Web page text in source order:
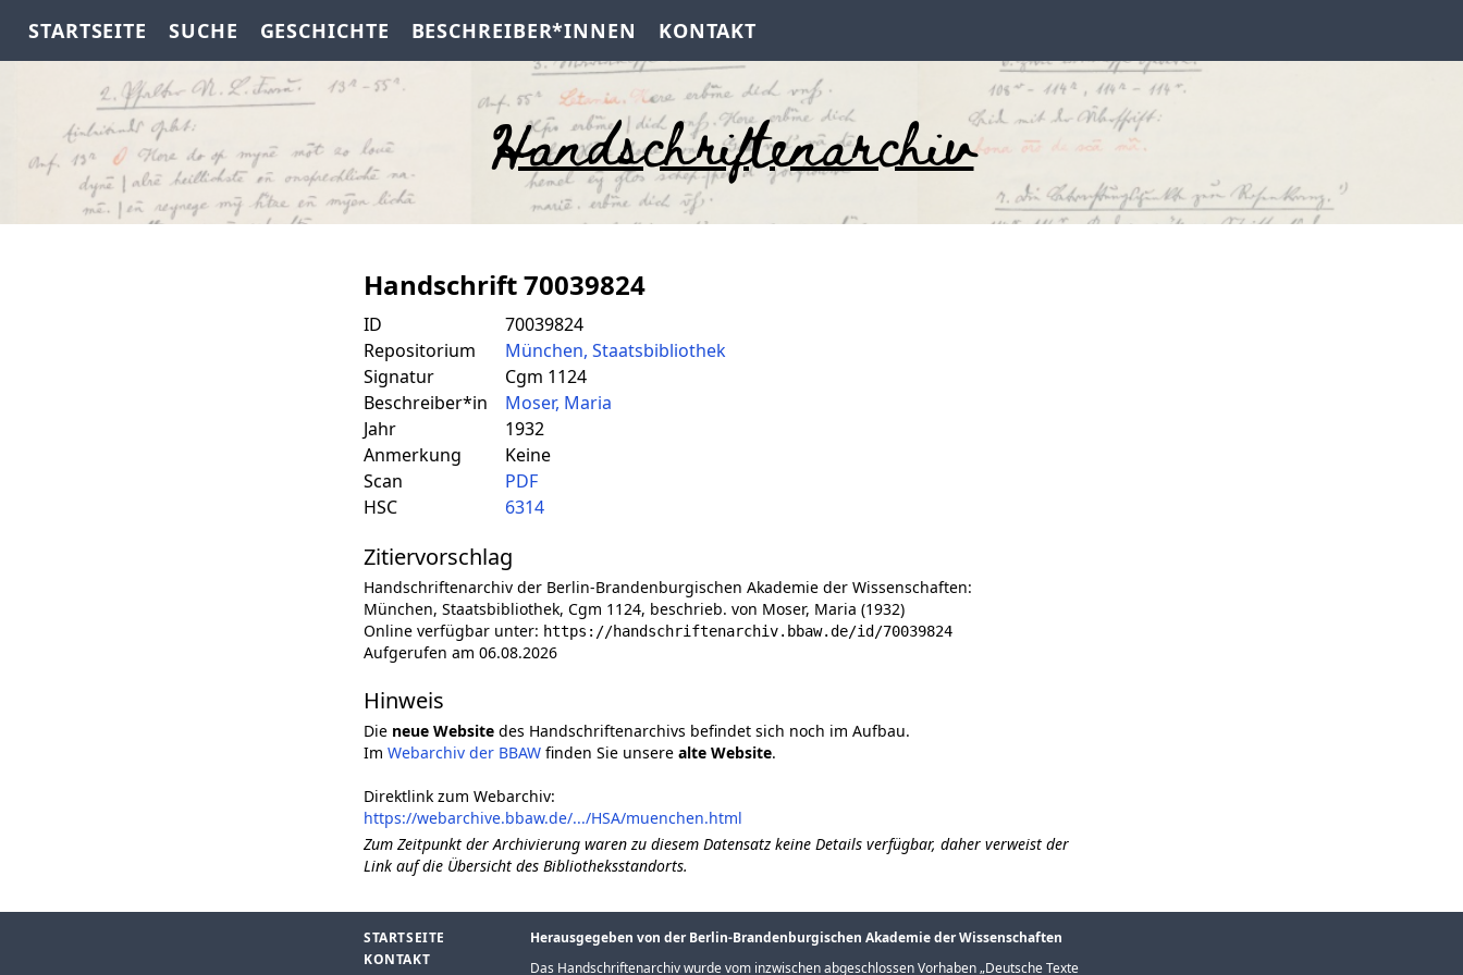
STARTSEITE SUCHE GESCHICHTE BESCHREIBER*INNEN KONTAKT
Handschriftenarchiv
Handschrift 70039824
ID
70039824
Repositorium
München, Staatsbibliothek
Signatur
Cgm 1124
Beschreiber*in
Moser, Maria
Jahr
1932
Anmerkung
Keine
Scan
PDF
HSC
6314
Zitiervorschlag
Handschriftenarchiv der Berlin-Brandenburgischen Akademie der Wissenschaften:
München, Staatsbibliothek, Cgm 1124, beschrieb. von Moser, Maria (1932)
Online verfügbar unter: https://handschriftenarchiv.bbaw.de/id/70039824
Aufgerufen am 06.08.2026
Hinweis
Die neue Website des Handschriftenarchivs befindet sich noch im Aufbau.
Im Webarchiv der BBAW finden Sie unsere alte Website.
Direktlink zum Webarchiv:
https://webarchive.bbaw.de/.../HSA/muenchen.html
Zum Zeitpunkt der Archivierung waren zu diesem Datensatz keine Details verfügbar, daher verweist der
Link auf die Übersicht des Bibliotheksstandorts.
STARTSEITE
KONTAKT
Herausgegeben von der Berlin-Brandenburgischen Akademie der Wissenschaften
Das Handschriftenarchiv wurde vom inzwischen abgeschlossen Vorhaben „Deutsche Texte